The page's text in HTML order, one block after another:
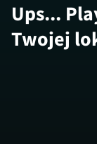
Ups...
Twojej